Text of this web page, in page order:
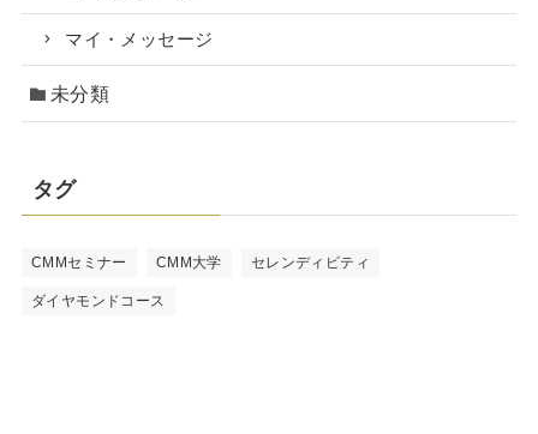
マイ・メッセージ
未分類
タグ
CMMセミナー CMM大学 セレンディピティ
ダイヤモンドコース